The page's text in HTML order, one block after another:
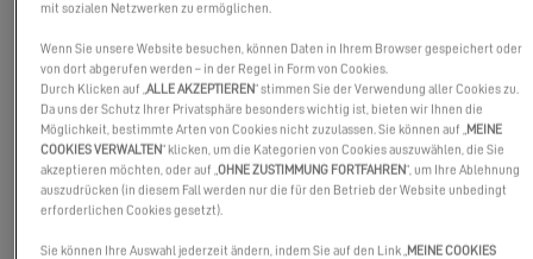
mit sozialen Netzwerken zu ermöglichen.
Wenn Sie unsere Website besuchen, können Daten in Ihrem Browser gespeichert oder
von dort abgerufen werden – in der Regel in Form von Cookies.
Durch Klicken auf „ALLE AKZEPTIEREN“ stimmen Sie der Verwendung aller Cookies zu.
Da uns der Schutz Ihrer Privatsphäre besonders wichtig ist, bieten wir Ihnen die
Möglichkeit, bestimmte Arten von Cookies nicht zuzulassen. Sie können auf „MEINE
COOKIES VERWALTEN“ klicken, um die Kategorien von Cookies auszuwählen, die Sie
akzeptieren möchten, oder auf „OHNE ZUSTIMMUNG FORTFAHREN“, um Ihre Ablehnung
auszudrücken (in diesem Fall werden nur die für den Betrieb der Website unbedingt
erforderlichen Cookies gesetzt).
Sie können Ihre Auswahl jederzeit ändern, indem Sie auf den Link „MEINE COOKIES